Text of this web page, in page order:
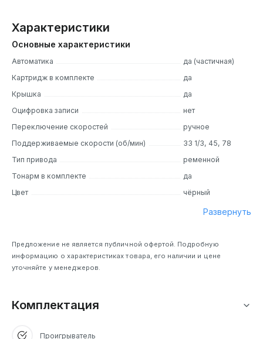
Характеристики
Основные характеристики
Автоматика
да (частичная)
Картридж в комплекте
да
Крышка
да
Оцифровка записи
нет
Переключение скоростей
ручное
Поддерживаемые скорости (об/мин)
33 1/3, 45, 78
Тип привода
ременной
Тонарм в комплекте
да
Цвет
чёрный
Развернуть
Предложение не является публичной офертой. Подробную
информацию о характеристиках товара, его наличии и цене
уточняйте у менеджеров.
Комплектация
Проигрыватель